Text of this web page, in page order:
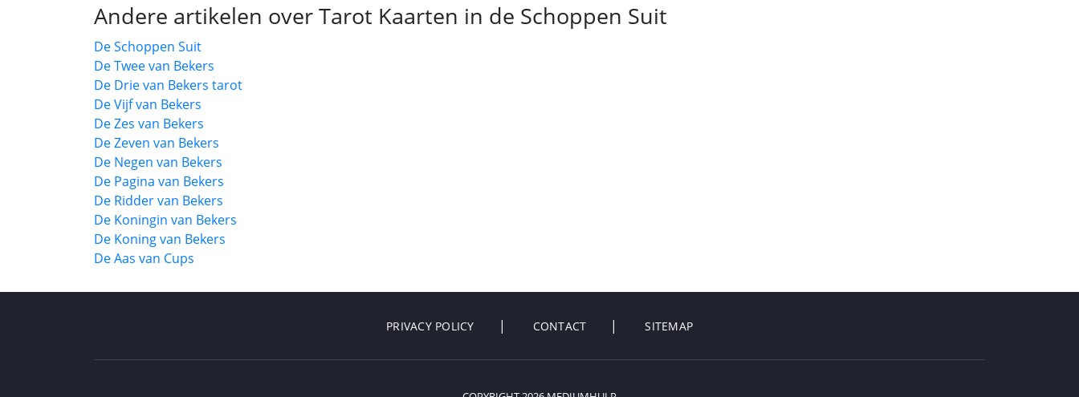
Andere artikelen over Tarot Kaarten in de Schoppen Suit
De Schoppen Suit
De Twee van Bekers
De Drie van Bekers tarot
De Vijf van Bekers
De Zes van Bekers
De Zeven van Bekers
De Negen van Bekers
De Pagina van Bekers
De Ridder van Bekers
De Koningin van Bekers
De Koning van Bekers
De Aas van Cups
PRIVACY POLICY CONTACT SITEMAP